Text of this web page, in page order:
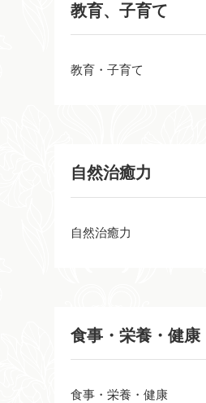
教育、子育て
教育・子育て
自然治癒力
自然治癒力
食事・栄養・健康
食事・栄養・健康